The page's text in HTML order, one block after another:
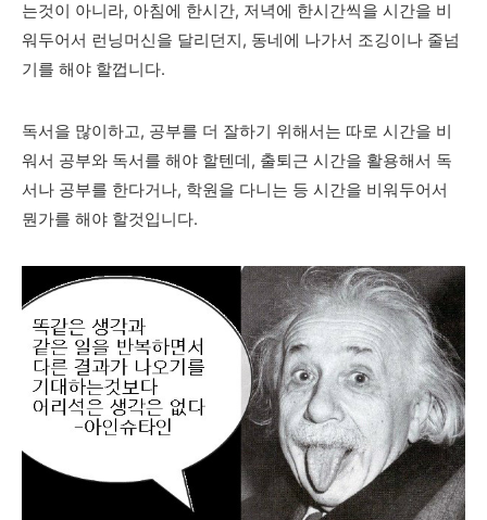
는것이 아니라, 아침에 한시간, 저녁에 한시간씩을 시간을 비
워두어서 런닝머신을 달리던지, 동네에 나가서 조깅이나 줄넘
기를 해야 할껍니다.
독서을 많이하고, 공부를 더 잘하기 위해서는 따로 시간을 비
워서 공부와 독서를 해야 할텐데, 출퇴근 시간을 활용해서 독
서나 공부를 한다거나, 학원을 다니는 등 시간을 비워두어서
뭔가를 해야 할것입니다.